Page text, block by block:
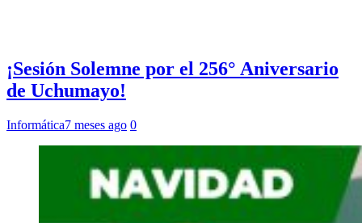
¡Sesión Solemne por el 256° Aniversario
de Uchumayo!
Informática7 meses ago 0